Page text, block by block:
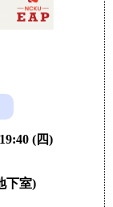
(四)
下室)